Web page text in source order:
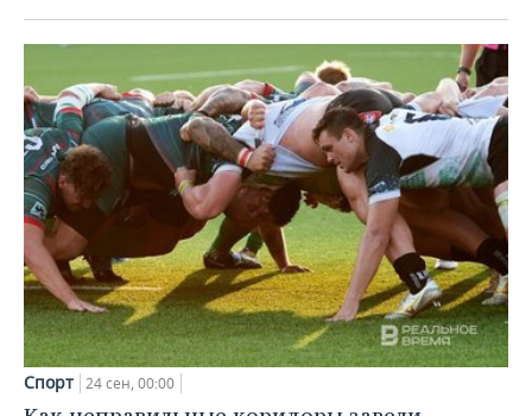
Спорт 24 сен, 00:00